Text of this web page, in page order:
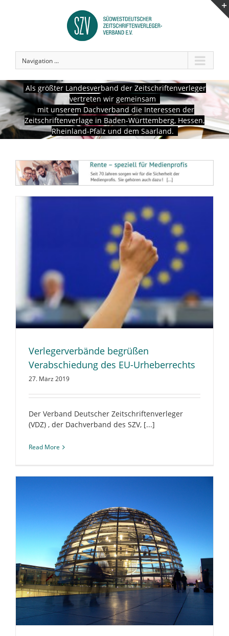
Navigation ...
Als größter Landesverband der Zeitschriftenverleger
vertreten wir gemeinsam
mit unserem Dachverband die Interessen der
Zeitschriftenverlage in Baden-Württemberg, Hessen,
Rheinland-Pfalz und dem Saarland.
Verlegerverbände begrüßen
Verabschiedung des EU-Urheberrechts
27. März 2019
Der Verband Deutscher Zeitschriftenverleger
(VDZ) , der Dachverband des SZV, [...]
Read More